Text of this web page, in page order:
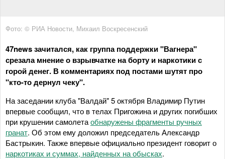
Фото: © РИА Новости, Михаил Воскресенский
47news зачитался, как группа поддержки "Вагнера"
срезала мнение о взрывчатке на борту и наркотики с
горой денег. В комментариях под постами шутят про
"кто-то дернул чеку".
На заседании клуба "Валдай" 5 октября Владимир Путин
впервые сообщил, что в телах Пригожина и других погибших
при крушении самолетаобнаружены фрагменты ручных
гранат. Об этом ему доложил председатель Александр
Бастрыкин. Также впервые официально президент говорит о
наркотиках и суммах, найденных на обысках.